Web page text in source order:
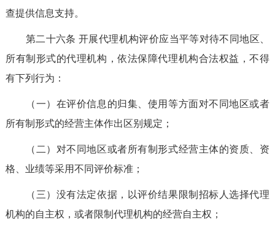
查提供信息支持。
第二十六条开展代理机构评价应当平等对待不同地区、
所有制形式的代理机构，依法保障代理机构合法权益，不得
有下列行为：
（一）在评价信息的归集、使用等方面对不同地区或者
所有制形式的经营主体作出区别规定；
（二）对不同地区或者所有制形式经营主体的资质、资
格、业绩等采用不同评价标准；
（三）没有法定依据，以评价结果限制招标人选择代理
机构的自主权，或者限制代理机构的经营自主权；